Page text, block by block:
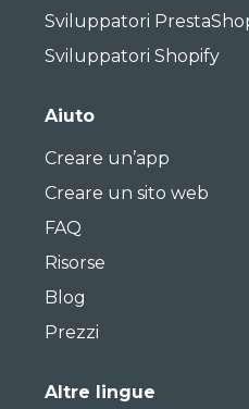
Sviluppatori
Sviluppatori Shopify
Aiuto
Creare un’app
Creare un sito web
FAQ
Risorse
Blog
Prezzi
Altre lingue